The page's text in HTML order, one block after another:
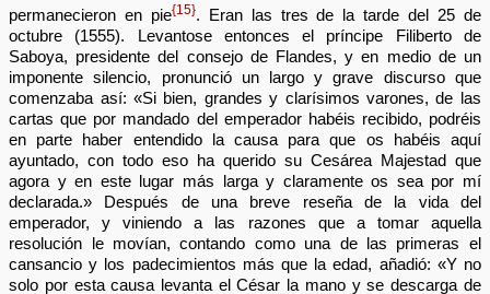
permanecieron en pie{15}. Eran las tres de la tarde del 25 de
octubre (1555). Levantose entonces el príncipe Filiberto de
Saboya, presidente del consejo de Flandes, y en medio de un
imponente silencio, pronunció un largo y grave discurso que
comenzaba así: «Si bien, grandes y clarísimos varones, de las
cartas que por mandado del emperador habéis recibido, podréis
en parte haber entendido la causa para que os habéis aquí
ayuntado, con todo eso ha querido su Cesárea Majestad que
agora y en este lugar más larga y claramente os sea por mí
declarada.» Después de una breve reseña de la vida del
emperador, y viniendo a las razones que a tomar aquella
resolución le movían, contando como una de las primeras el
cansancio y los padecimientos más que la edad, añadió: «Y no
solo por esta causa levanta el César la mano y se descarga de